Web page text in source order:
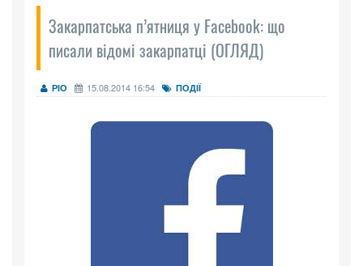
Закарпатська п’ятниця у Facebook: що
писали відомі закарпатці (ОГЛЯД)
РІО 15.08.2014 16:54 ПОДІЇ